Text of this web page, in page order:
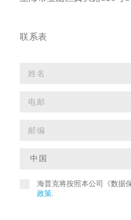
联系表
海普克将按照本公司《数据
政策.